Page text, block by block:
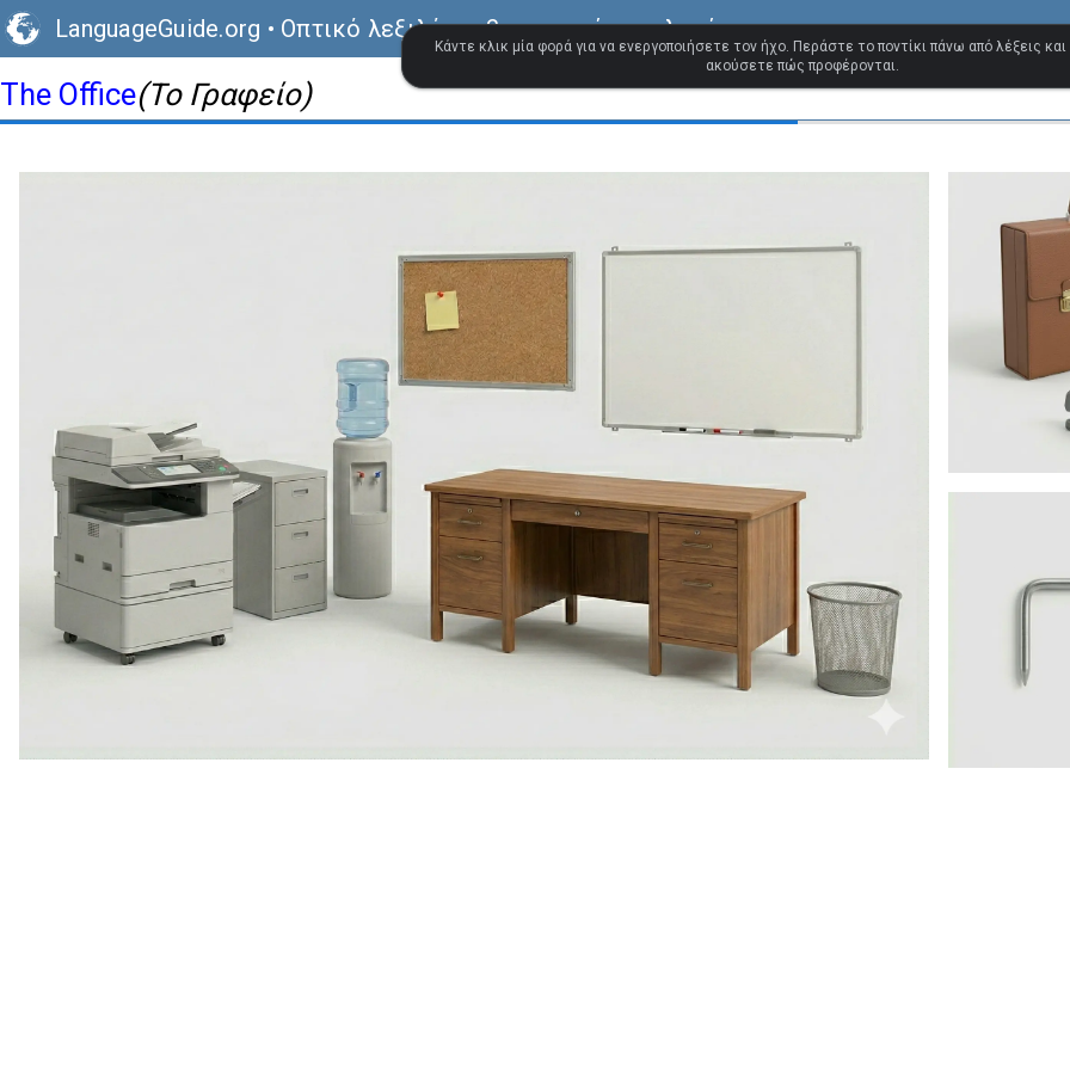
LanguageGuide.org • Οπτικό λεξιλόγιο βρετανικών αγγλικών
The Office(Το Γραφείο)
Κάντε κλικ μία φορά για να ενεργοποιήσετε τον ήχο. Περάστε το ποντίκι πάνω από λέξεις
ακούσετε πώς προφέρονται.